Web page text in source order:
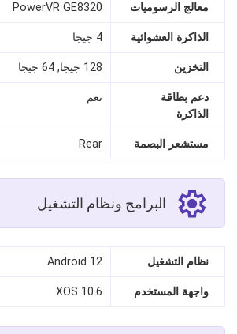
معالج الرسوميات PowerVR GE8320
الذاكرة العشوائية 4 جيجا
التخزين 128 جيجا, 64 جيجا
دعم بطاقة
الذاكرة
نعم
مستشعر البصمة Rear
البرامج ونظام التشغيل
نظام التشغيل Android 12
واجهة المستخدم XOS 10.6